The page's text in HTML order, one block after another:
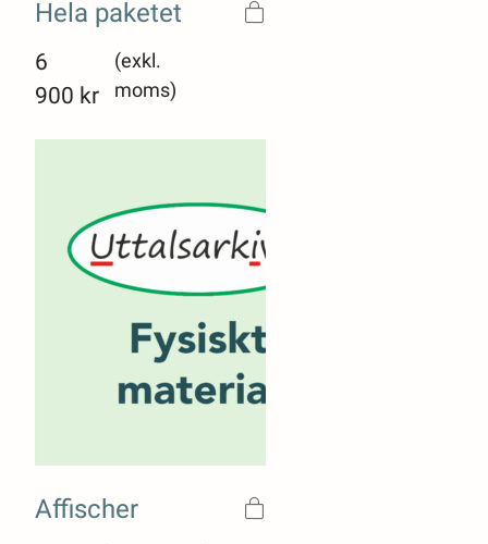
Hela paketet
6
900 kr
(exkl.
moms)
Affischer